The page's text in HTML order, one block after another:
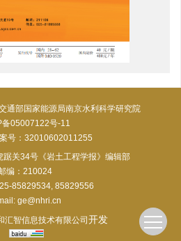
通部国家能源局南京水利科学研究院
备05007122号-11
号：32010602011255
踞关34号《岩土工程学报》编辑部
编：210024
85829534, 85829556
ge@nhri.cn
汇智信息技术有限公司 开发